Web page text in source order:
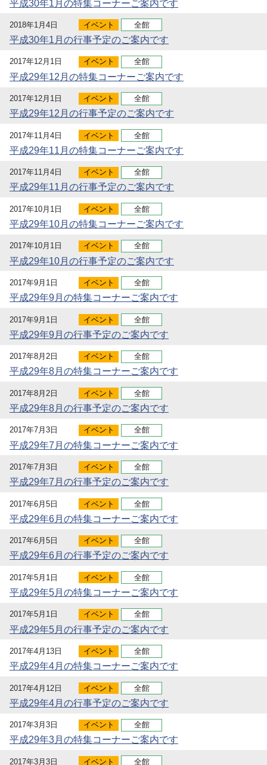
平成30年1月の特集コーナーご案内です
2018年1月4日 イベント 全館
平成30年1月の行事予定のご案内です
2017年12月1日 イベント 全館
平成29年12月の特集コーナーご案内です
2017年12月1日 イベント 全館
平成29年12月の行事予定のご案内です
2017年11月4日 イベント 全館
平成29年11月の特集コーナーご案内です
2017年11月4日 イベント 全館
平成29年11月の行事予定のご案内です
2017年10月1日 イベント 全館
平成29年10月の特集コーナーご案内です
2017年10月1日 イベント 全館
平成29年10月の行事予定のご案内です
2017年9月1日 イベント 全館
平成29年9月の特集コーナーご案内です
2017年9月1日 イベント 全館
平成29年9月の行事予定のご案内です
2017年8月2日 イベント 全館
平成29年8月の特集コーナーご案内です
2017年8月2日 イベント 全館
平成29年8月の行事予定のご案内です
2017年7月3日 イベント 全館
平成29年7月の特集コーナーご案内です
2017年7月3日 イベント 全館
平成29年7月の行事予定のご案内です
2017年6月5日 イベント 全館
平成29年6月の特集コーナーご案内です
2017年6月5日 イベント 全館
平成29年6月の行事予定のご案内です
2017年5月1日 イベント 全館
平成29年5月の特集コーナーご案内です
2017年5月1日 イベント 全館
平成29年5月の行事予定のご案内です
2017年4月13日 イベント 全館
平成29年4月の特集コーナーご案内です
2017年4月12日 イベント 全館
平成29年4月の行事予定のご案内です
2017年3月3日 イベント 全館
平成29年3月の特集コーナーご案内です
2017年3月3日 イベント 全館